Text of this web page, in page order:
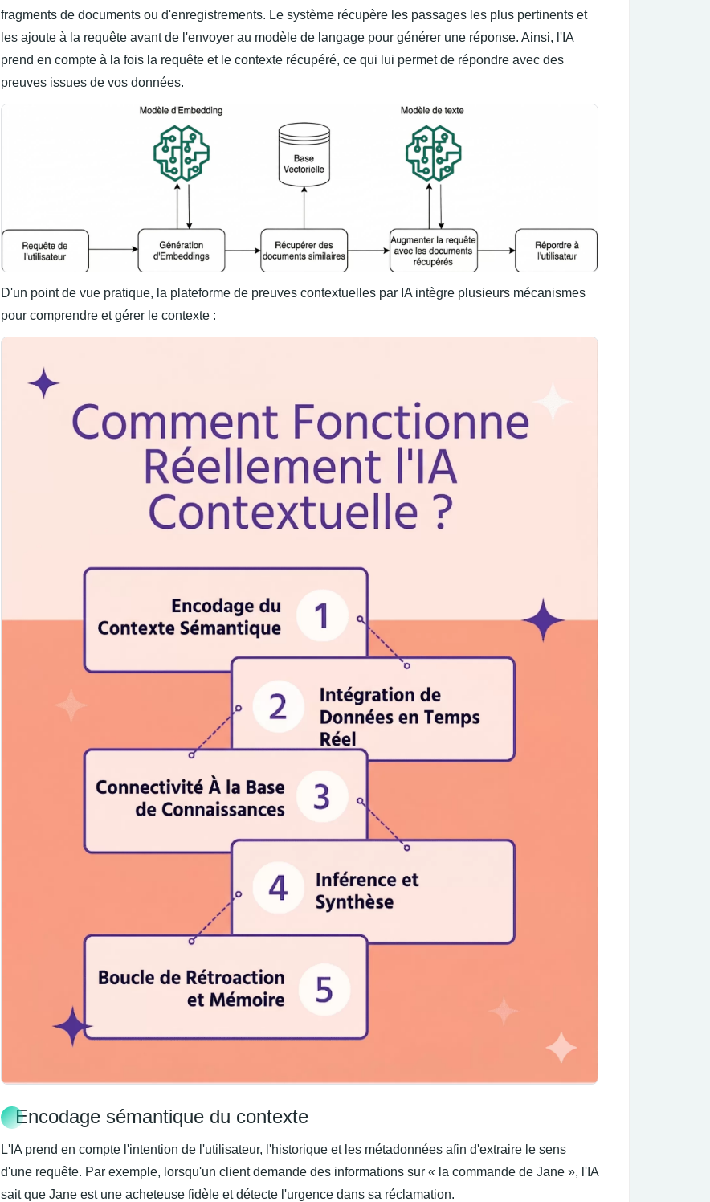
fragments de documents ou d'enregistrements. Le système récupère les passages les plus pertinents et
les ajoute à la requête avant de l'envoyer au modèle de langage pour générer une réponse. Ainsi, l'IA
prend en compte à la fois la requête et le contexte récupéré, ce qui lui permet de répondre avec des
preuves issues de vos données.
D'un point de vue pratique, la plateforme de preuves contextuelles par IA intègre plusieurs mécanismes
pour comprendre et gérer le contexte :
Encodage sémantique du contexte
L'IA prend en compte l'intention de l'utilisateur, l'historique et les métadonnées afin d'extraire le sens
d'une requête. Par exemple, lorsqu'un client demande des informations sur « la commande de Jane », l'IA
sait que Jane est une acheteuse fidèle et détecte l'urgence dans sa réclamation.